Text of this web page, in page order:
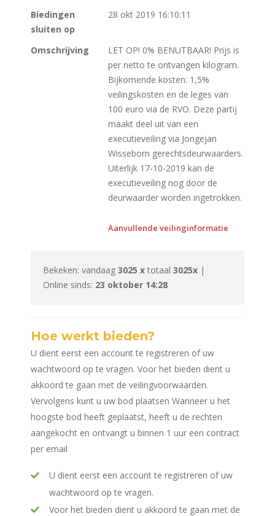
Biedingen
sluiten op
28 okt 2019 16:10:11
Omschrijving
LET OP! 0% BENUTBAAR! Prijs is
per netto te ontvangen kilogram.
Bijkomende kosten: 1,5%
veilingskosten en de leges van
100 euro via de RVO. Deze partij
maakt deel uit van een
executieveiling via Jongejan
Wisseborn gerechtsdeurwaarders.
Uiterlijk 17-10-2019 kan de
executieveiling nog door de
deurwaarder worden ingetrokken.
Aanvullende veilinginformatie
Bekeken: vandaag 3025 x totaal 3025x |
Online sinds: 23 oktober 14:28
Hoe werkt bieden?
U dient eerst een account te registreren of uw
wachtwoord op te vragen. Voor het bieden dient u
akkoord te gaan met de veilingvoorwaarden.
Vervolgens kunt u uw bod plaatsen Wanneer u het
hoogste bod heeft geplaatst, heeft u de rechten
aangekocht en ontvangt u binnen 1 uur een contract
per email
U dient eerst een account te registreren of uw
wachtwoord op te vragen.
Voor het bieden dient u akkoord te gaan met de